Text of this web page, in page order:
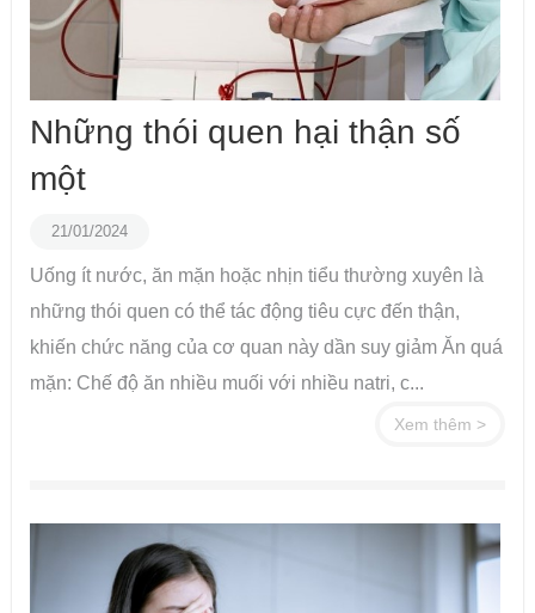
Những thói quen hại thận số
một
21/01/2024
Uống ít nước, ăn mặn hoặc nhịn tiểu thường xuyên là
những thói quen có thể tác động tiêu cực đến thận,
khiến chức năng của cơ quan này dần suy giảm Ăn quá
mặn: Chế độ ăn nhiều muối với nhiều natri, c...
Xem thêm >